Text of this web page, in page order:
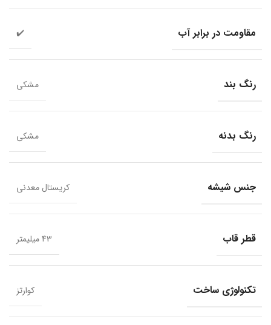
مقاومت در برابر آب ✔️
رنگ بند مشکی
رنگ بدنه مشکی
جنس شیشه کریستال معدنی
قطر قاب 43 میلیمتر
تکنولوژی ساخت کوارتز